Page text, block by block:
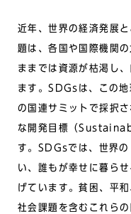
近年、世界の経済発展
題は、各国や国際機関
ままでは資源が枯渇し
ます。SDGsは、この
の国連サミットで採択
な開発目標（
す。SDGsでは、世界
い、誰もが幸せに暮ら
げています。貧困、平
社会課題を含むこれら